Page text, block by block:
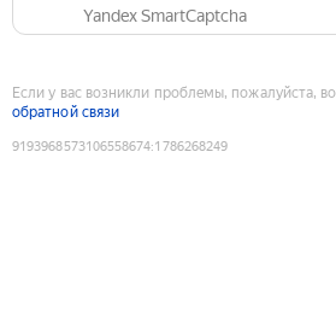
Yandex SmartCaptcha
Если у вас возникли проблемы, пожалуйста,
обратной связи
9193968573106558674:1786268249